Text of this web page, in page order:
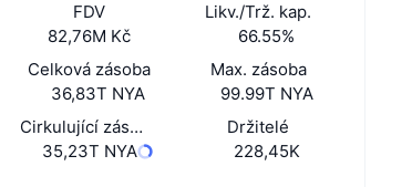
FDV
82,76M Kč
Likv./Trž. kap.
66.55%
Celková zásoba
36,83T NYA
Max. zásoba
99.99T NYA
Cirkulující zásoba
35,23T NYA
Držitelé
228,45K